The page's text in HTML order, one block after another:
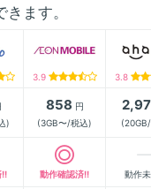
ます。
3.9 3.8
)
858 円
(3GB〜/税込)
!! 動作確認済!! 動作